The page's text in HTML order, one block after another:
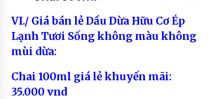
VI./ Giá bán lẻ Dầu Dừa Hữu Cơ Ép
Lạnh Tươi Sống không màu không
mùi dừa:
Chai 100ml giá lẻ khuyến mãi:
35.000 vnd